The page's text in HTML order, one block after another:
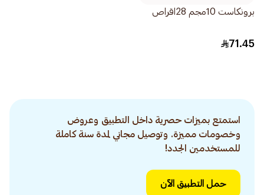
برونكاست 10مجم 28اقراص
71.45
استمتع بميزات حصرية داخل التطبيق وعروض
وخصومات مميزة. وتوصيل مجاني لمدة سنة كاملة
للمستخدمين الجدد!
حمل التطبيق الآن